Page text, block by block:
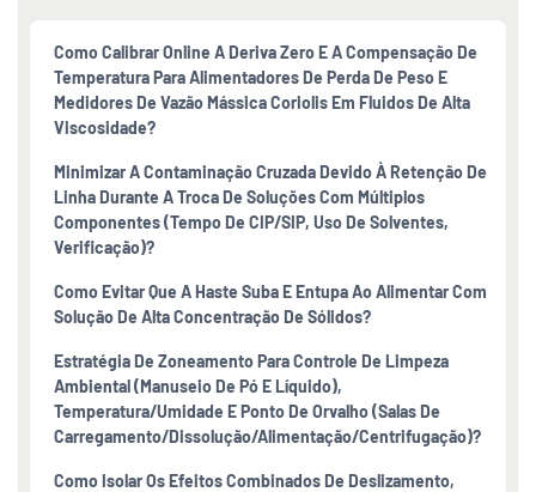
Como Calibrar Online A Deriva Zero E A Compensação De
Temperatura Para Alimentadores De Perda De Peso E
Medidores De Vazão Mássica Coriolis Em Fluidos De Alta
Viscosidade?
Minimizar A Contaminação Cruzada Devido À Retenção De
Linha Durante A Troca De Soluções Com Múltiplos
Componentes (tempo De CIP/SIP, Uso De Solventes,
Verificação)?
Como Evitar Que A Haste Suba E Entupa Ao Alimentar Com
Solução De Alta Concentração De Sólidos?
Estratégia De Zoneamento Para Controle De Limpeza
Ambiental (manuseio De Pó E Líquido),
Temperatura/umidade E Ponto De Orvalho (salas De
Carregamento/dissolução/alimentação/centrifugação)?
Como Isolar Os Efeitos Combinados De Deslizamento,